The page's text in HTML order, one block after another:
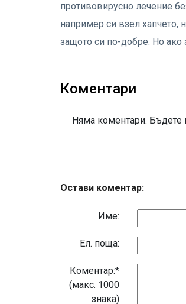
противовирусно лечение
например си взел хапчето,
защото си по-добре. Но ако
Коментари
Няма коментари. Бъдете
Остави коментар:
Име:
Eл. поща:
Коментар:*
(макс. 1000
знака)